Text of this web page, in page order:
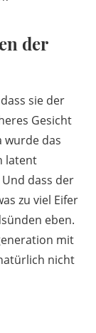
der
sie der
Gesicht
wurde das
latent
dass der
zu viel Eifer
eben.
mit
nicht